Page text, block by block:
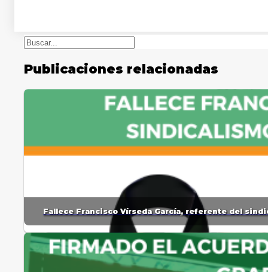
Buscar
Publicaciones relacionadas
Fallece Francisco Vírseda García, referente del